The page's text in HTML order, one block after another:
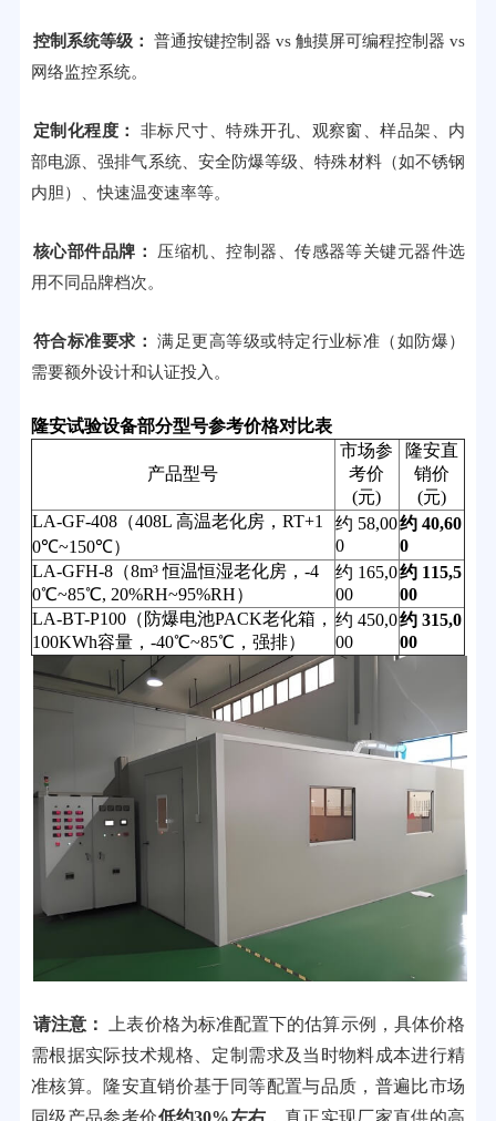
控制系统等级：
普通按键控制器 vs 触摸屏可编程控制器 vs
网络监控系统。
定制化程度：
非标尺寸、特殊开孔、观察窗、样品架、内
部电源、强排气系统、安全防爆等级、特殊材料（如不锈钢
内胆）、快速温变速率等。
核心部件品牌：
压缩机、控制器、传感器等关键元器件选
用不同品牌档次。
符合标准要求：
满足更高等级或特定行业标准（如防爆）
需要额外设计和认证投入。
隆安试验设备部分型号参考价格对比表
产品型号
市场参
考价
(元)
隆安直
销价
(元)
LA-GF-408（408L 高温老化房，RT+1
0℃~150℃）
约 58,00
0
约 40,60
0
LA-GFH-8（8m³ 恒温恒湿老化房，-4
0℃~85℃, 20%RH~95%RH）
约 165,0
00
约 115,5
00
LA-BT-P100（防爆电池PACK老化箱，
100KWh容量，-40℃~85℃，强排）
约 450,0
00
约 315,0
00
请注意： 上表价格为标准配置下的估算示例，具体价格
需根据实际技术规格、定制需求及当时物料成本进行精
准核算。隆安直销价基于同等配置与品质，普遍比市场